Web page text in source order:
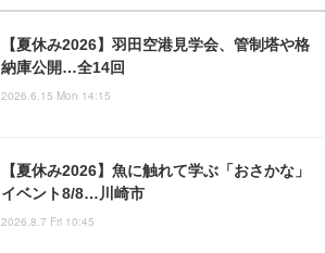
【夏休み2026】羽田空港見学会、管制塔や格
納庫公開…全14回
2026.6.15 Mon 14:15
【夏休み2026】魚に触れて学ぶ「おさかな」
イベント8/8…川崎市
2026.8.7 Fri 10:45